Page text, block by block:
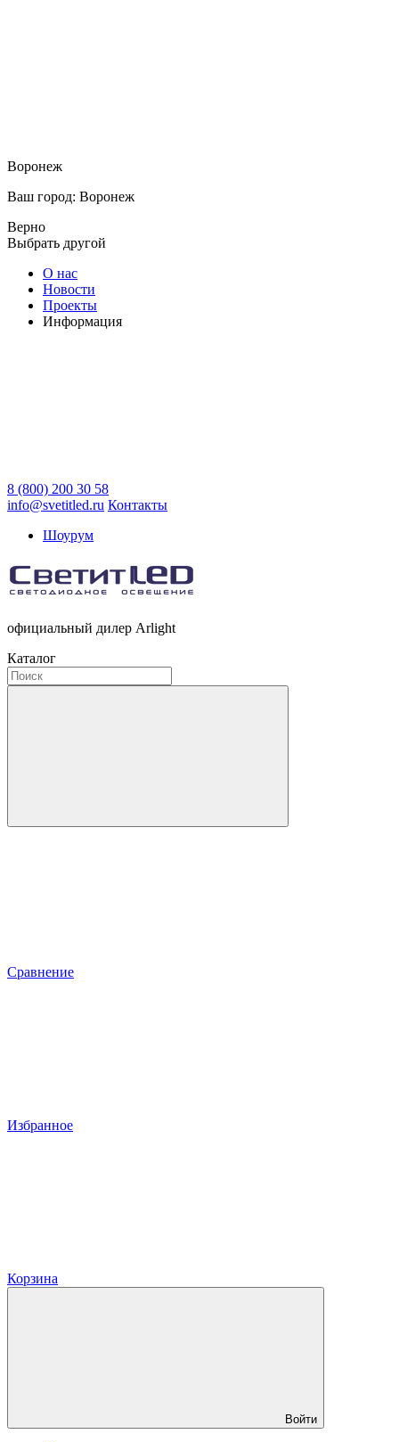
Воронеж
Ваш город: Воронеж
Верно
Выбрать другой
О нас
Новости
Проекты
Информация
8 (800) 200 30 58
info@svetitled.ru Контакты
Шоурум
официальный дилер Arlight
Каталог
Сравнение
Избранное
Корзина
Войти